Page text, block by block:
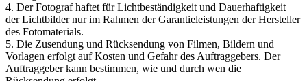
4. Der Fotograf haftet für Lichtbeständigkeit und Dauerhaftigkeit
der Lichtbilder nur im Rahmen der Garantieleistungen der Hersteller
des Fotomaterials.
5. Die Zusendung und Rücksendung von Filmen, Bildern und
Vorlagen erfolgt auf Kosten und Gefahr des Auftraggebers. Der
Auftraggeber kann bestimmen, wie und durch wen die